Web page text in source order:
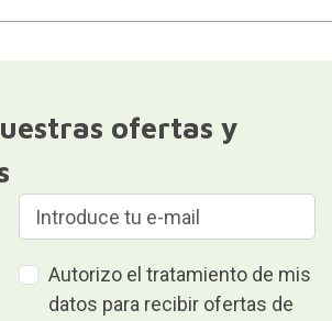
ofertas y
Autorizo el tratamiento de mis
datos para recibir ofertas de